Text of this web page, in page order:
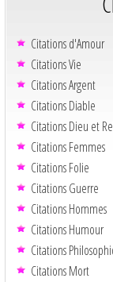
Citations d'Amour
Citations Vie
Citations Argent
Citations Diable
Citations Dieu et
Citations Femmes
Citations Folie
Citations Guerre
Citations Hommes
Citations Humour
Citations
Citations Mort